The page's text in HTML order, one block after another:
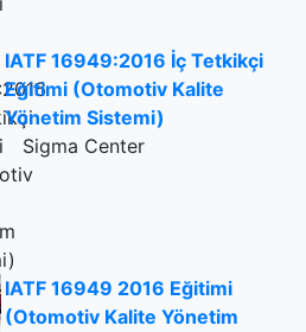
IATF 16949:2016 İç Tetkikçi
Eğitimi (Otomotiv Kalite
Yönetim Sistemi)
Sigma Center
IATF 16949 2016 Eğitimi
(Otomotiv Kalite Yönetim